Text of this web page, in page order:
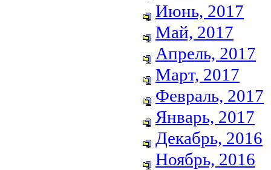
Июнь, 2017
Май, 2017
Апрель, 2017
Март, 2017
Февраль, 2017
Январь, 2017
Декабрь, 2016
Ноябрь, 2016